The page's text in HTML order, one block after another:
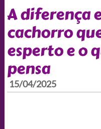
A diferença
cachorro
esperto e o
pensa
15/04/2025